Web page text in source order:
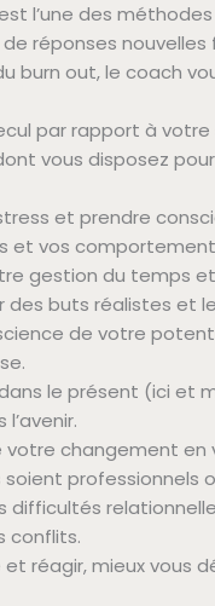
l’une des
de réponses
burn out, le coach
par rapport à
vous disposez
et prendre
et vos
gestion du temps
des buts réalistes et
de votre
le présent (ici et
votre changement en
soient professionnels
difficultés
conflits.
réagir, mieux vous